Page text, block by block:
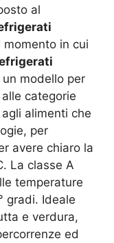
al
in cui
modello per
categorie
alimenti che
per
avere chiaro la
La classe A
temperature
gradi. Ideale
e verdura,
ed